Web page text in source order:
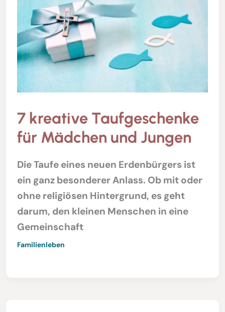
7 kreative Taufgeschenke
für Mädchen und Jungen
Die Taufe eines neuen Erdenbürgers ist
ein ganz besonderer Anlass. Ob mit oder
ohne religiösen Hintergrund, es geht
darum, den kleinen Menschen in eine
Gemeinschaft
Familienleben